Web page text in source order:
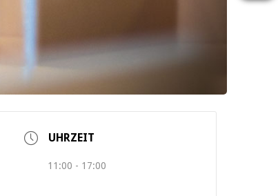
UHRZEIT
11:00 - 17:00